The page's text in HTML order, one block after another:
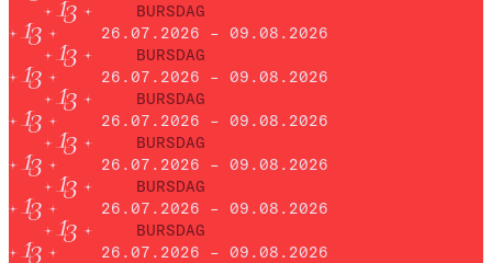
BURSDAG
26.07.2026 – 09.08.2026
BURSDAG
26.07.2026 – 09.08.2026
BURSDAG
26.07.2026 – 09.08.2026
BURSDAG
26.07.2026 – 09.08.2026
BURSDAG
26.07.2026 – 09.08.2026
BURSDAG
26.07.2026 – 09.08.2026